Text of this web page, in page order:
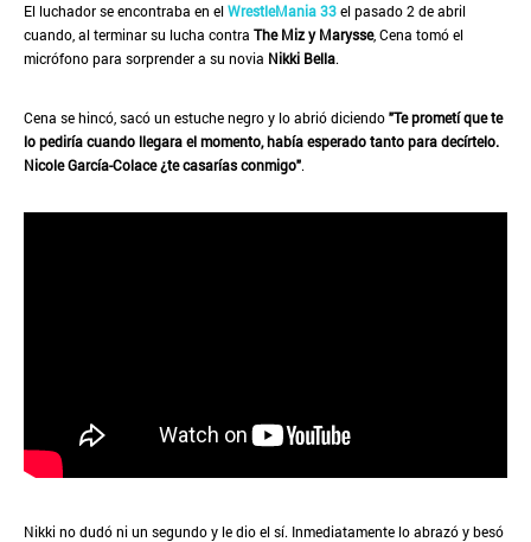
El luchador se encontraba en elWrestleMania 33el pasado 2 de abril
cuando, al terminar su lucha contra The Miz y Marysse, Cena tomó el
micrófono para sorprender a su novia Nikki Bella.
Cena se hincó, sacó un estuche negro y lo abrió diciendo"Te prometí que te
lo pediría cuando llegara el momento, había esperado tanto para decírtelo.
Nicole García-Colace ¿te casarías conmigo".
Nikki no dudó ni un segundo y le dio el sí. Inmediatamente lo abrazó y besó